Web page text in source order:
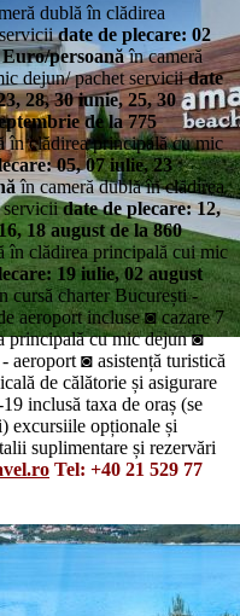
dublă în clădirea
date de plecare: 02
Euro/persoanăîn cameră
dejun/ pachet serviciidate
28, 30 iunie, 25, 30
de la 775
în clădirea principală cu mic
05, 07 iulie, 23
în cameră dublă în clădirea
serviciidate de plecare: 12,
18 august de la 860
în clădirea principală cui mic
19 iulie, 02 august
cursă charter București -
aeroport incluse ◙ cazare 7
principală cu mic dejun ◙
aeroport ◙ asistență turistică
de călătorie și asigurare
inclusă taxa de oraș (se
excursiile opționale și
suplimentare și rezervări
Tel: +40 21 529 77